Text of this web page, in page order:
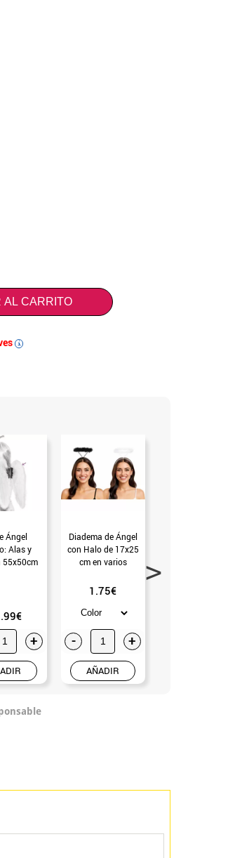
AL CARRITO
i
Ángel
Alas y
55x50cm
+
Diadema de Ángel
con Halo de 17x25
cm en varios
1.75€
- +
AÑADIR